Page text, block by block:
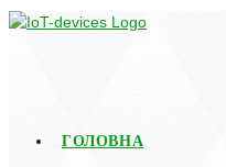
ГОЛОВНА